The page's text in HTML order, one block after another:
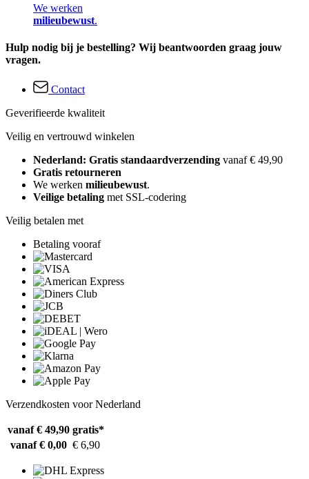
We werken
milieubewust.
Hulp nodig bij je bestelling? Wij beantwoorden graag jouw
vragen.
Contact
Geverifieerde kwaliteit
Veilig en vertrouwd winkelen
Nederland: Gratis standaardverzending vanaf € 49,90
Gratis retourneren
We werken milieubewust.
Veilige betaling met SSL-codering
Veilig betalen met
Betaling vooraf
Verzendkosten voor Nederland
vanaf € 49,90 gratis*
vanaf € 0,00 € 6,90